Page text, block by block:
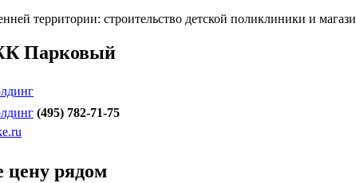
территории: строительство детской поликлиники и
Парковый
(495) 782-71-75
цену рядом